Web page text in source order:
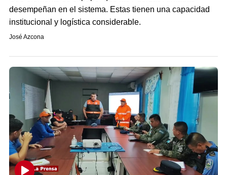
desempeñan en el sistema. Estas tienen una capacidad
institucional y logística considerable.
José Azcona